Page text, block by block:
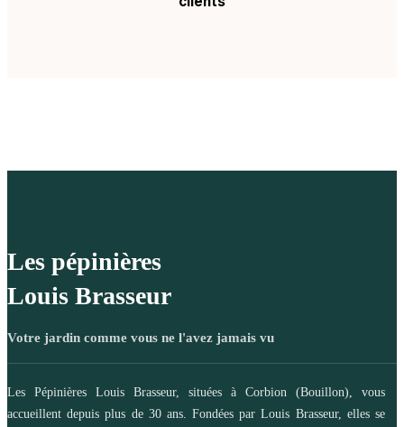
Les pépinières
Louis Brasseur
Votre jardin comme vous ne l'avez jamais vu
Les Pépinières Louis Brasseur, situées à Corbion (Bouillon), vous
accueillent depuis plus de 30 ans. Fondées par Louis Brasseur, elles se